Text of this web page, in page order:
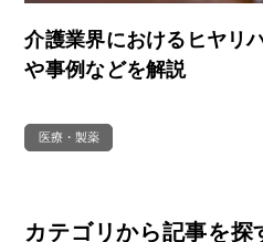
介護業界におけるヒヤリ
や事例などを解説
医療・製薬
カテゴリから記事を探